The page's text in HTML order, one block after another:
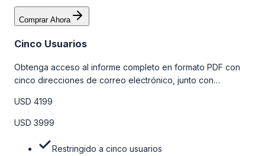
Comprar Ahora
Cinco Usuarios
Obtenga acceso al informe completo en formato PDF con
cinco direcciones de correo electrónico, junto con
venta y el soporte post-venta de nuestros analistas. Para
obtener más información, consulte la tabla de precios a
USD 4199
USD 3999
Restringido a cinco usuarios